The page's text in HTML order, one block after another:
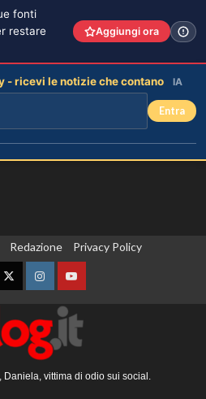
Redazione Privacy Policy
TwitterInstagramYouTube
Daniela, vittima di odio sui social.
fonti
restare
Aggiungi ora
- ricevi le notizie che contano IA
Entra